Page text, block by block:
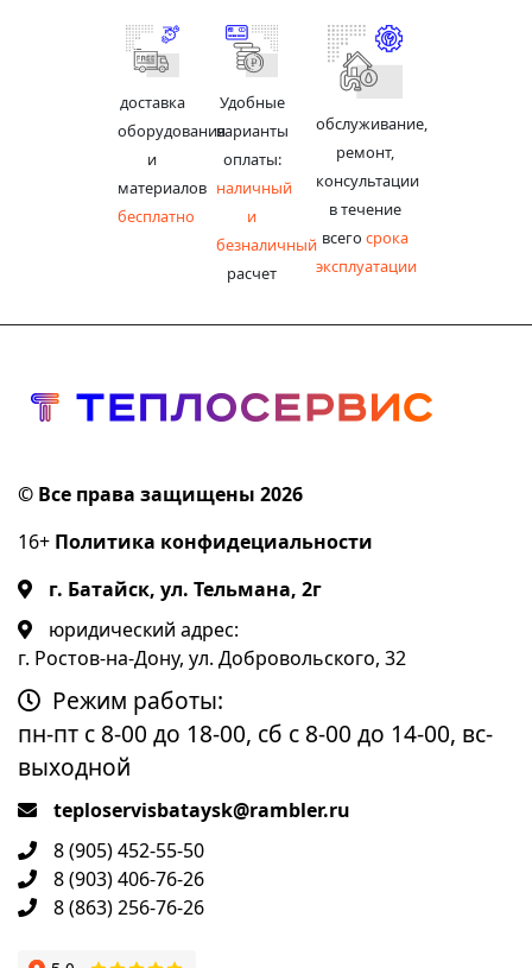
доставка
оборудования
и
материалов
бесплатно
Удобные
варианты
оплаты:
наличный
и
безналичный
расчет
обслуживание,
ремонт,
консультации
в течение
всегосрока
эксплуатации
© Все права защищены 2026
16+ Политика конфидециальности
г. Батайск, ул. Тельмана, 2г
юридический адрес:
г. Ростов-на-Дону, ул. Добровольского, 32
Режим работы:
пн-пт с 8-00 до 18-00, сб с 8-00 до 14-00, вс-
выходной
teploservisbataysk@rambler.ru
8 (905) 452-55-50
8 (903) 406-76-26
8 (863) 256-76-26